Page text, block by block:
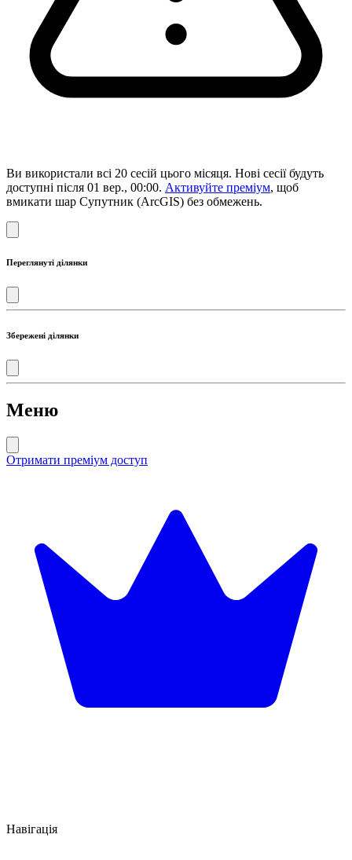
Ви використали всі 20 сесій цього місяця. Нові сесії будуть
доступні після 01 вер., 00:00. Активуйте преміум, щоб
вмикати шар Супутник (ArcGIS) без обмежень.
Переглянуті ділянки
Збережені ділянки
Меню
Отримати преміум доступ
Навігація